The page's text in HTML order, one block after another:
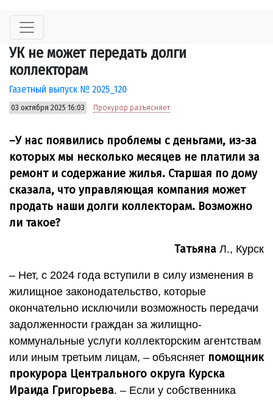
УК не может передать долги
коллекторам
Газетный выпуск № 2025_120
03 октября 2025 16:03 Прокурор разъясняет
–У нас появились проблемы с деньгами, из-за
которых мы несколько месяцев не платили за
ремонт и содержание жилья. Старшая по дому
сказала, что управляющая компания может
продать наши долги коллекторам. Возможно
ли такое?
Татьяна Л., Курск
– Нет, с 2024 года вступили в силу изменения в
жилищное законодательство, которые
окончательно исключили возможность передачи
задолженности граждан за жилищно-
коммунальные услуги коллекторским агентствам
или иным третьим лицам, – объясняет помощник
прокурора Центрального округа Курска
Ираида Григорьева. – Если у собственника